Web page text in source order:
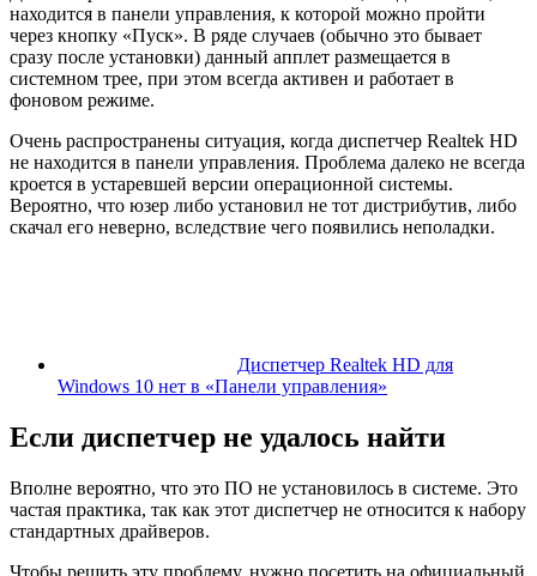
находится в панели управления, к которой можно пройти
через кнопку «Пуск». В ряде случаев (обычно это бывает
сразу после установки) данный апплет размещается в
системном трее, при этом всегда активен и работает в
фоновом режиме.
Очень распространены ситуация, когда диспетчер Realtek HD
не находится в панели управления. Проблема далеко не всегда
кроется в устаревшей версии операционной системы.
Вероятно, что юзер либо установил не тот дистрибутив, либо
скачал его неверно, вследствие чего появились неполадки.
Диспетчер Realtek HD для
Windows 10 нет в «Панели управления»
Если диспетчер не удалось найти
Вполне вероятно, что это ПО не установилось в системе. Это
частая практика, так как этот диспетчер не относится к набору
стандартных драйверов.